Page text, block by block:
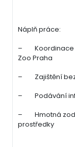
Náplň práce:
– Koordinace
Zoo Praha
– Zajištění
– Podávání
– Hmotná
prostředky